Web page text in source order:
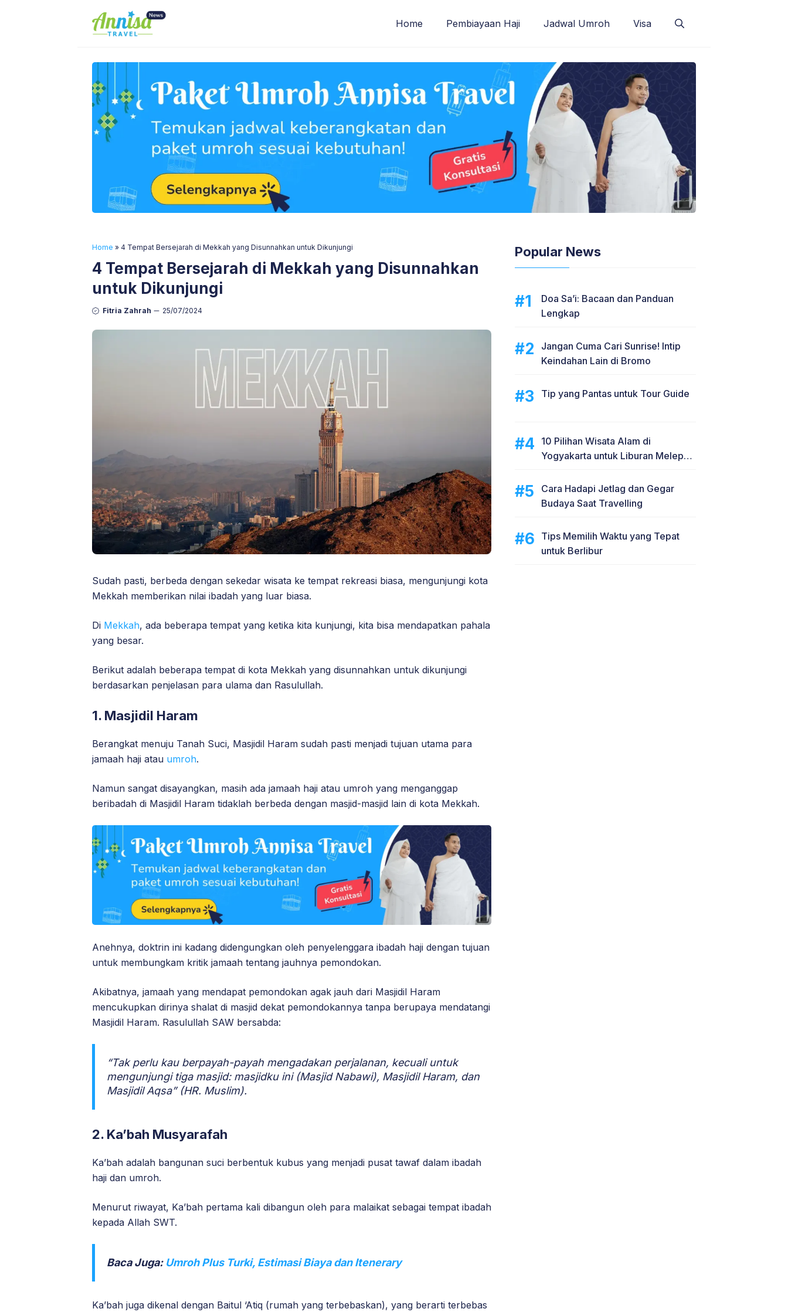
Home Pembiayaan Haji Jadwal Umroh Visa
Home » 4 Tempat Bersejarah di Mekkah yang Disunnahkan untuk Dikunjungi
4 Tempat Bersejarah di Mekkah yang Disunnahkan
untuk Dikunjungi
Fitria Zahrah 25/07/2024
Sudah pasti, berbeda dengan sekedar wisata ke tempat rekreasi biasa, mengunjungi kota
Mekkah memberikan nilai ibadah yang luar biasa.
Di Mekkah, ada beberapa tempat yang ketika kita kunjungi, kita bisa mendapatkan pahala
yang besar.
Berikut adalah beberapa tempat di kota Mekkah yang disunnahkan untuk dikunjungi
berdasarkan penjelasan para ulama dan Rasulullah.
1. Masjidil Haram
Berangkat menuju Tanah Suci, Masjidil Haram sudah pasti menjadi tujuan utama para
jamaah haji atau umroh.
Namun sangat disayangkan, masih ada jamaah haji atau umroh yang menganggap
beribadah di Masjidil Haram tidaklah berbeda dengan masjid-masjid lain di kota Mekkah.
Anehnya, doktrin ini kadang didengungkan oleh penyelenggara ibadah haji dengan tujuan
untuk membungkam kritik jamaah tentang jauhnya pemondokan.
Akibatnya, jamaah yang mendapat pemondokan agak jauh dari Masjidil Haram
mencukupkan dirinya shalat di masjid dekat pemondokannya tanpa berupaya mendatangi
Masjidil Haram. Rasulullah SAW bersabda:
“Tak perlu kau berpayah-payah mengadakan perjalanan, kecuali untuk
mengunjungi tiga masjid: masjidku ini (Masjid Nabawi), Masjidil Haram, dan
Masjidil Aqsa” (HR. Muslim).
2. Ka’bah Musyarafah
Ka’bah adalah bangunan suci berbentuk kubus yang menjadi pusat tawaf dalam ibadah
haji dan umroh.
Menurut riwayat, Ka’bah pertama kali dibangun oleh para malaikat sebagai tempat ibadah
kepada Allah SWT.
Baca Juga: Umroh Plus Turki, Estimasi Biaya dan Itenerary
Ka’bah juga dikenal dengan Baitul ‘Atiq (rumah yang terbebaskan), yang berarti terbebas
Popular News
Doa Sa’i: Bacaan dan Panduan
Lengkap
Jangan Cuma Cari Sunrise! Intip
Keindahan Lain di Bromo
Tip yang Pantas untuk Tour Guide
10 Pilihan Wisata Alam di
Yogyakarta untuk Liburan Melepas
Cara Hadapi Jetlag dan Gegar
Budaya Saat Travelling
Tips Memilih Waktu yang Tepat
untuk Berlibur